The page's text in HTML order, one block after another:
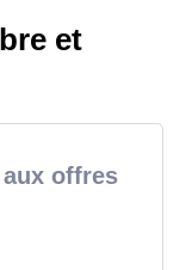
et
offres